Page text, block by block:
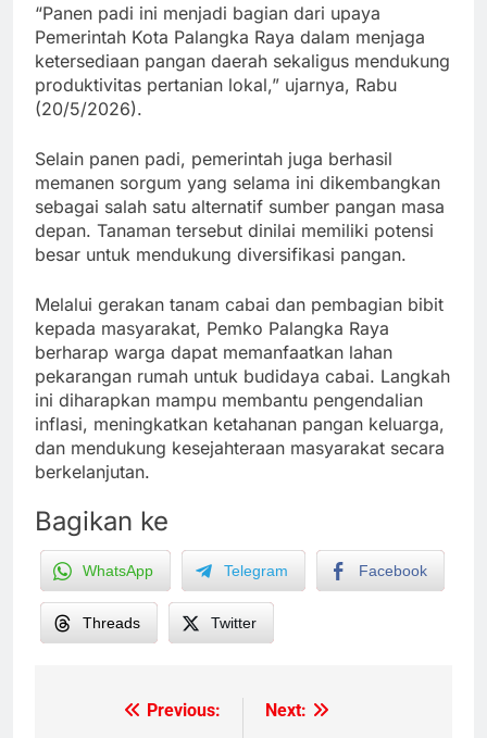
“Panen padi ini menjadi bagian dari upaya
Pemerintah Kota Palangka Raya dalam menjaga
ketersediaan pangan daerah sekaligus mendukung
produktivitas pertanian lokal,” ujarnya, Rabu
(20/5/2026).
Selain panen padi, pemerintah juga berhasil
memanen sorgum yang selama ini dikembangkan
sebagai salah satu alternatif sumber pangan masa
depan. Tanaman tersebut dinilai memiliki potensi
besar untuk mendukung diversifikasi pangan.
Melalui gerakan tanam cabai dan pembagian bibit
kepada masyarakat, Pemko Palangka Raya
berharap warga dapat memanfaatkan lahan
pekarangan rumah untuk budidaya cabai. Langkah
ini diharapkan mampu membantu pengendalian
inflasi, meningkatkan ketahanan pangan keluarga,
dan mendukung kesejahteraan masyarakat secara
berkelanjutan.
Bagikan ke
WhatsApp Telegram Facebook
Threads Twitter
Previous:
Next: